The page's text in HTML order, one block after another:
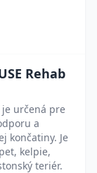
Rehab
je určená pre
a
končatiny. Je
kelpie,
teriér.